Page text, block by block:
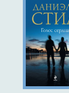
0013
0014
0015
0016